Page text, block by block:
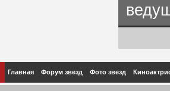
Главная Форум звезд Фото звезд